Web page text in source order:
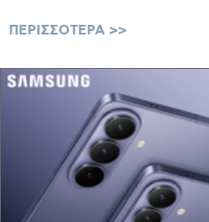
Μπες στην
Κέρδισε
Αγόρασε επιλεγμένα
ΠΕΡΙΣΣΟΤΕΡΑ